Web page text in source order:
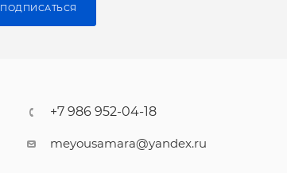
ПОДПИСАТЬСЯ
+7 986 952-04-18
meyousamara@yandex.ru